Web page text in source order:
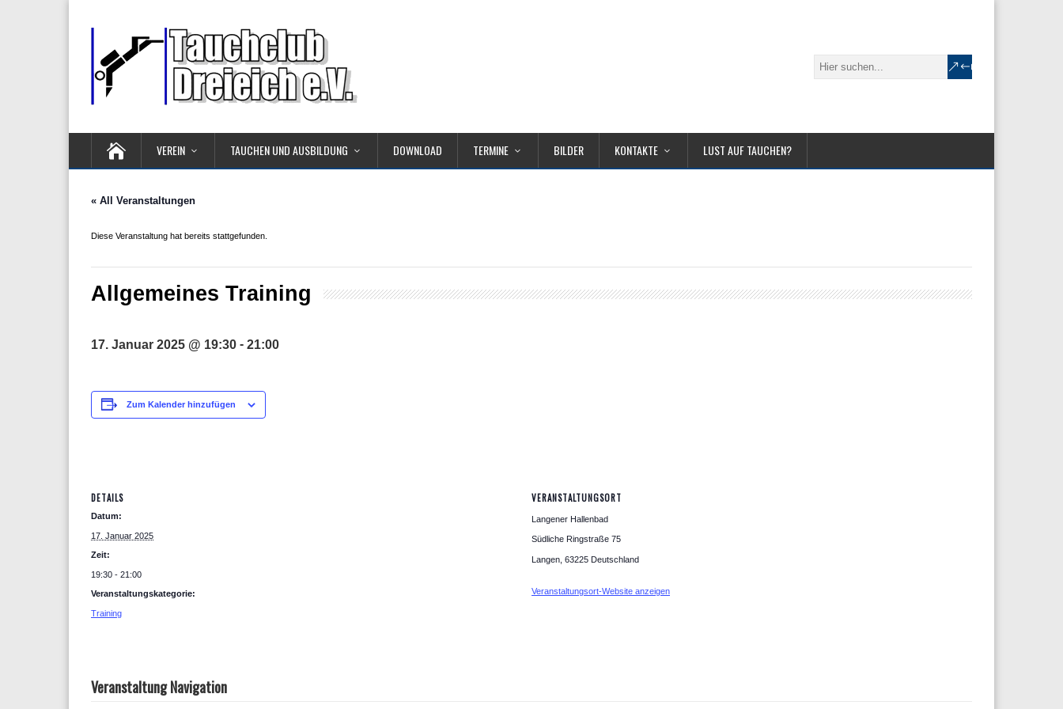
VEREIN TAUCHEN UND AUSBILDUNG DOWNLOAD TERMINE BILDER KONTAKTE LUST AUF TAUCHEN?
« All Veranstaltungen
Diese Veranstaltung hat bereits stattgefunden.
Allgemeines Training
17. Januar 2025 @ 19:30 - 21:00
Zum Kalender hinzufügen
DETAILS
Datum:
17. Januar 2025
Zeit:
19:30 - 21:00
Veranstaltungskategorie:
Training
VERANSTALTUNGSORT
Langener Hallenbad
Südliche Ringstraße 75
Langen 63225 Deutschland
Veranstaltungsort-Website anzeigen
Veranstaltung Navigation